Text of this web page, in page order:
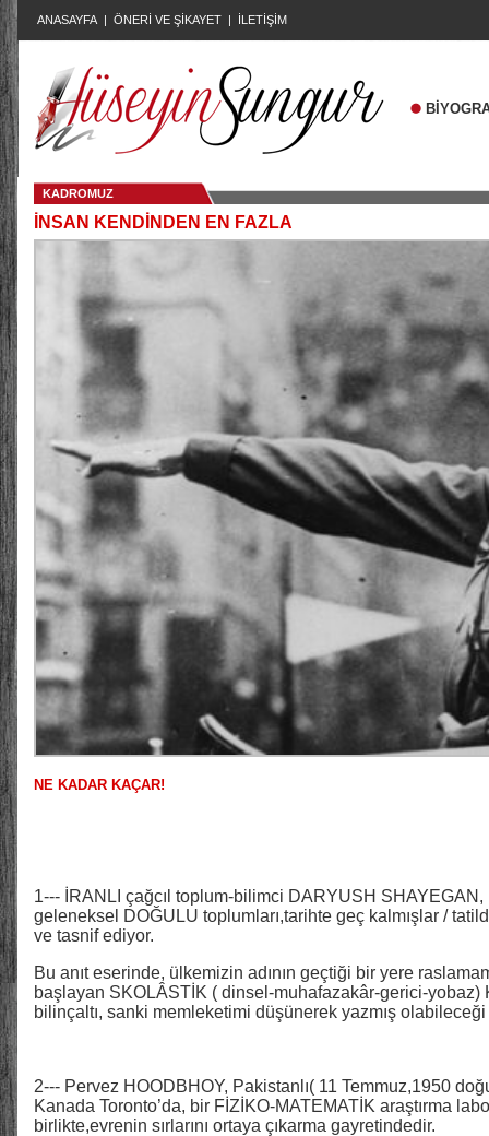
ANASAYFA | ÖNERİ VE ŞİKAYET | İLETİŞİM
KADROMUZ
İNSAN KENDİNDEN EN FAZLA
NE KADAR KAÇAR!
1--- İRANLI çağcıl toplum-bilimci DARYUSH
geleneksel DOĞULU toplumları,tarihte geç kalmışlar /
ve tasnif ediyor.
Bu anıt eserinde, ülkemizin adının geçtiği bir yere
başlayan SKOLÂSTİK ( dinsel-muhafazakâr-gerici-yobaz)
bilinçaltı, sanki memleketimi düşünerek yazmış olabileceği
2--- Pervez HOODBHOY, Pakistanlı( 11 Temmuz,1950
Kanada Toronto’da, bir FİZİKO-MATEMATİK araştırma
birlikte,evrenin sırlarını ortaya çıkarma gayretindedir.